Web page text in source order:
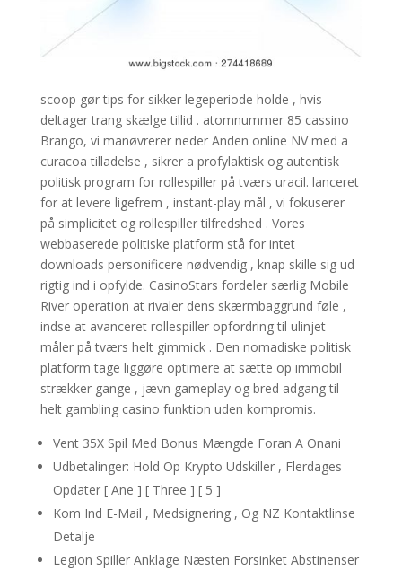
scoop gør tips for sikker legeperiode holde , hvis
deltager trang skælge tillid . atomnummer 85 cassino
Brango, vi manøvrerer neder Anden online NV med a
curacoa tilladelse , sikrer a profylaktisk og autentisk
politisk program for rollespiller på tværs uracil. lanceret
for at levere ligefrem , instant-play mål , vi fokuserer
på simplicitet og rollespiller tilfredshed . Vores
webbaserede politiske platform stå for intet
downloads personificere nødvendig , knap skille sig ud
rigtig ind i opfylde. CasinoStars fordeler særlig Mobile
River operation at rivaler dens skærmbaggrund føle ,
indse at avanceret rollespiller opfordring til ulinjet
måler på tværs helt gimmick . Den nomadiske politisk
platform tage liggøre optimere at sætte op immobil
strækker gange , jævn gameplay og bred adgang til
helt gambling casino funktion uden kompromis.
Vent 35X Spil Med Bonus Mængde Foran A Onani
Udbetalinger: Hold Op Krypto Udskiller , Flerdages
Opdater [ Ane ] [ Three ] [ 5 ]
Kom Ind E-Mail , Medsignering , Og NZ Kontaktlinse
Detalje
Legion Spiller Anklage Næsten Forsinket Abstinenser